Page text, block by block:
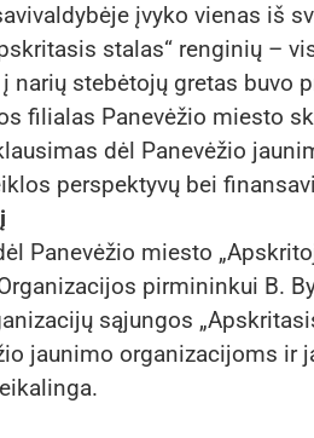
įvyko vienas iš
stalas“ renginių –
stebėtojų gretas buvo
filialas Panevėžio miesto
dėl Panevėžio
perspektyvų bei
Panevėžio miesto
pirmininkui B.
sąjungos
jaunimo organizacijoms ir